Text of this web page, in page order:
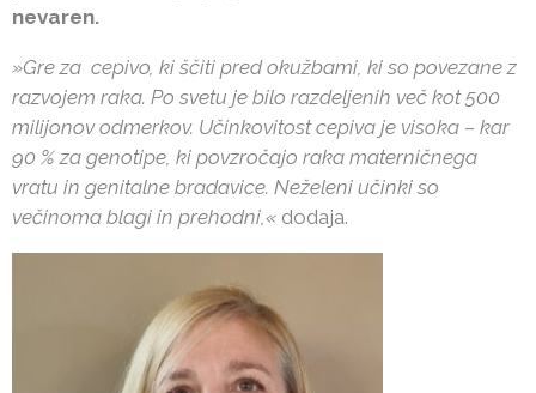
nevaren.
»Gre za cepivo, ki ščiti pred okužbami, ki so povezane z
razvojem raka. Po svetu je bilo razdeljenih več kot 500
milijonov odmerkov. Učinkovitost cepiva je visoka – kar
90 % za genotipe, ki povzročajo raka materničnega
vratu in genitalne bradavice. Neželeni učinki so
večinoma blagi in prehodni,« dodaja.